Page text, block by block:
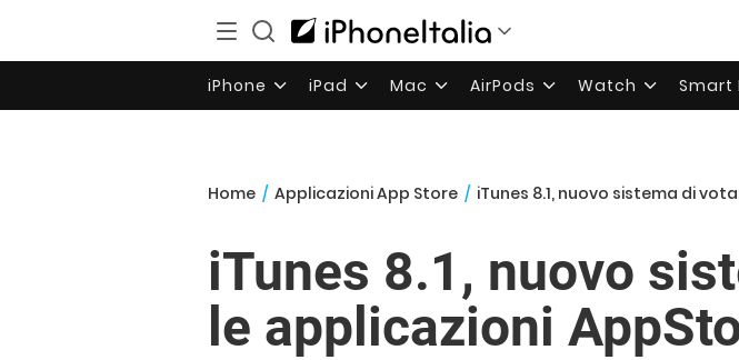
iPhone iPad Mac AirPods Watch Smart
Home / Applicazioni App Store / iTunes 8.1, nuovo sistema di
iTunes 8.1, nuovo
le applicazioni